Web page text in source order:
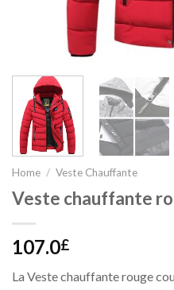
Home / Veste Chauffante
Veste chauffante
107.0£
La Veste chauffante rouge